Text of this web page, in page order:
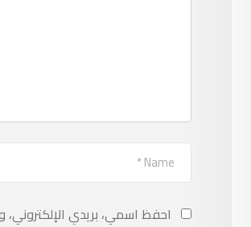
احفظ اسمي، بريدي